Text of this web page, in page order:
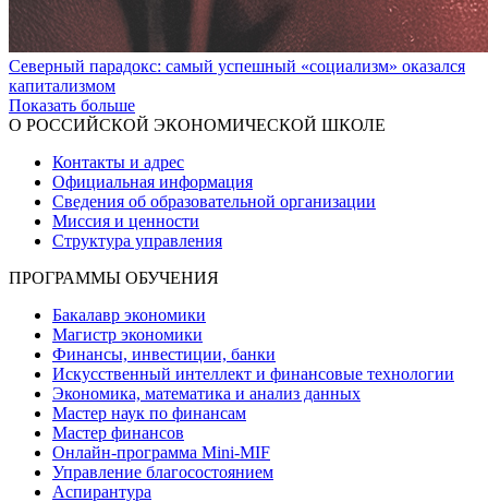
Северный парадокс: самый успешный «социализм» оказался
капитализмом
Показать больше
О РОССИЙСКОЙ ЭКОНОМИЧЕСКОЙ ШКОЛЕ
Контакты и адрес
Официальная информация
Сведения об образовательной организации
Миссия и ценности
Структура управления
ПРОГРАММЫ ОБУЧЕНИЯ
Бакалавр экономики
Магистр экономики
Финансы, инвестиции, банки
Искусственный интеллект и финансовые технологии
Экономика, математика и анализ данных
Мастер наук по финансам
Мастер финансов
Онлайн-программа Mini-MIF
Управление благосостоянием
Аспирантура